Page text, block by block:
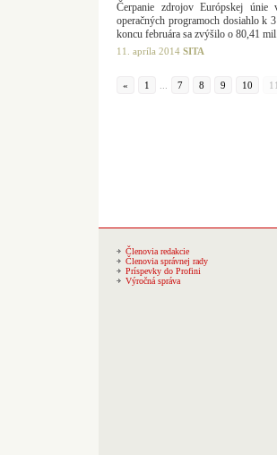
Čerpanie zdrojov Európskej
operačných programoch dosiahlo k
koncu februára sa zvýšilo o 80,41
11. apríla 2014 SITA
« 1 7 8 9 10 11
Členovia redakcie
Členovia správnej rady
Príspevky do Profini
Výročná správa